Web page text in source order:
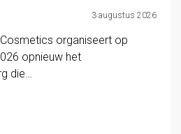
3 augustus 2026
organiseert op
opnieuw het
die…